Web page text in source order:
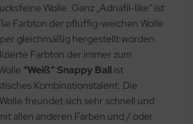
Wolle. Ganz „Adriafil-like“ ist
Farbton der pfluffig-weichen Wolle
gleichmäßig hergestellt worden.
Farbton der immer zum
“Weiß“ Snappy Ball ist
Kombinationstalent. Die
freundet sich sehr schnell und
allen anderen Farben und / oder